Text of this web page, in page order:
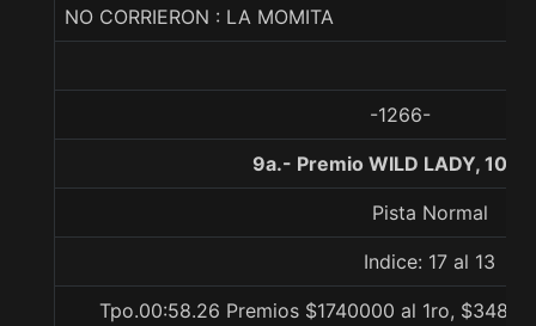
NO CORRIERON : LA MOMITA
-1266-
9a.- Premio WILD LADY,
Pista Normal
Indice: 17 al 13
Tpo.00:58.26 Premios $1740000 al 1ro,